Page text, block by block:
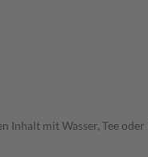
Inhalt mit Wasser, Tee